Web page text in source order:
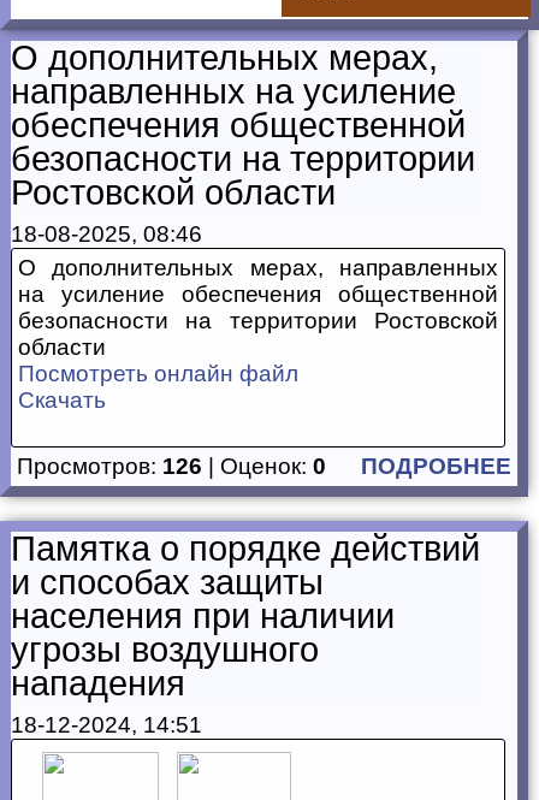
О дополнительных мерах,
направленных на усиление
обеспечения общественной
безопасности на территории
Ростовской области
18-08-2025, 08:46
О дополнительных мерах, направленных
на усиление обеспечения общественной
безопасности на территории Ростовской
области
Посмотреть онлайн файл
Скачать
Просмотров: 126 | Оценок: 0 ПОДРОБНЕЕ
Памятка о порядке действий
и способах защиты
населения при наличии
угрозы воздушного
нападения
18-12-2024, 14:51